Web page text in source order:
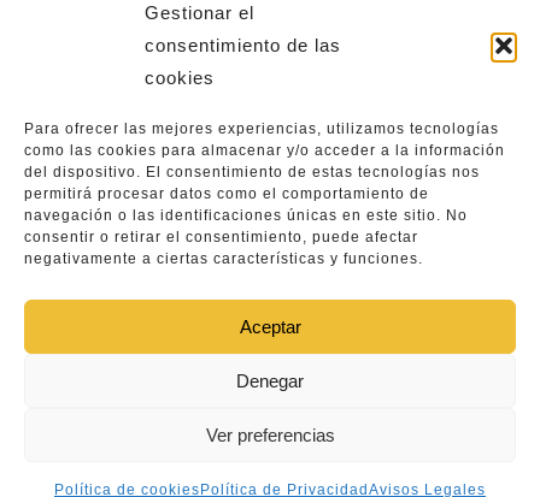
Gestionar el
consentimiento de las
cookies
Para ofrecer las mejores experiencias, utilizamos tecnologías
como las cookies para almacenar y/o acceder a la información
del dispositivo. El consentimiento de estas tecnologías nos
permitirá procesar datos como el comportamiento de
navegación o las identificaciones únicas en este sitio. No
consentir o retirar el consentimiento, puede afectar
negativamente a ciertas características y funciones.
Aceptar
Denegar
Ver preferencias
Política de cookies Política de Privacidad Avisos Legales
All Rights Reserved © Copyright
Forn Velarte 2025